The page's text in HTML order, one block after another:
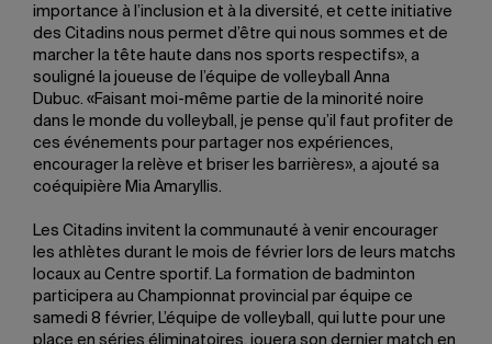
importance à l’inclusion et à la diversité, et cette initiative
des Citadins nous permet d’être qui nous sommes et de
marcher la tête haute dans nos sports respectifs», a
souligné la joueuse de l’équipe de volleyball Anna
Dubuc. «Faisant moi-même partie de la minorité noire
dans le monde du volleyball, je pense qu’il faut profiter de
ces événements pour partager nos expériences,
encourager la relève et briser les barrières», a ajouté sa
coéquipière Mia Amaryllis.
Les Citadins invitent la communauté à venir encourager
les athlètes durant le mois de février lors de leurs matchs
locaux au Centre sportif. La formation de badminton
participera au Championnat provincial par équipe ce
samedi 8 février, L’équipe de volleyball, qui lutte pour une